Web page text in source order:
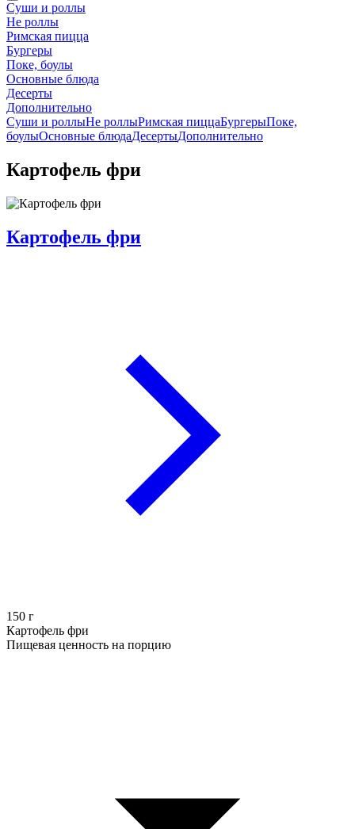
Суши и роллы
Не роллы
Римская пицца
Бургеры
Поке, боулы
Основные блюда
Десерты
Дополнительно
Суши и роллыНе роллыРимская пиццаБургерыПоке,
боулыОсновные блюдаДесертыДополнительно
Картофель фри
Картофель фри
150 г
Картофель фри
Пищевая ценность на порцию